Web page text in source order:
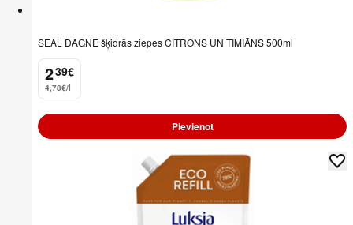
SEAL DAGNE šķidrās ziepes CITRONS UN TIMIĀNS 500ml
2
. 39€
4,78€/l
Pievienot